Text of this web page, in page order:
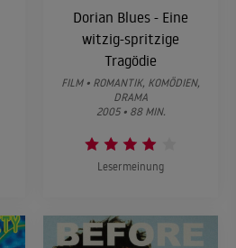
Dorian Blues - Eine
witzig-spritzige
Tragödie
FILM • ROMANTIK, KOMÖDIEN,
DRAMA
2005 • 88 MIN.
Lesermeinung